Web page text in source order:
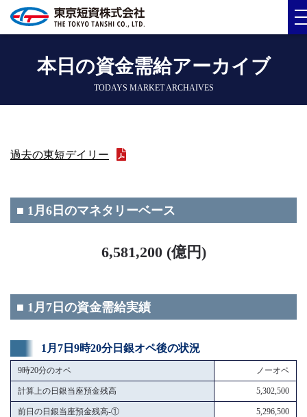
本日の資金需給アーカイブ
TODAYS MARKET ARCHAIVES
過去の東短デイリー
■ 1月6日のマネタリーベース
6,581,200 (億円)
■ 1月7日の資金需給実績
1月7日9時20分日銀オペ後の状況
9時20分のオペ ノーオペ
計算上の日銀当座預金残高 5,302,500
前日の日銀当座預金残高-① 5,296,500